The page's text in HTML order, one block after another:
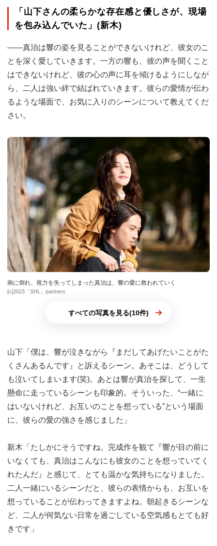
「山下さんの柔らかな存在感と優しさが、現場
を包み込んでいた」(新木)
――真治は響の姿を見ることができないけれど、彼女のこ
とを深く愛していきます。一方の響も、彼の声を聞くこと
はできないけれど、彼の心の声に耳を傾けるようにしなが
ら、二人は強い絆で結ばれていきます。彼らの愛情が伝わ
るような場面で、お気に入りのシーンについて教えてくだ
さい。
病に倒れ、視力を失ってしまった真治は、響の愛に救われていく
[c]2023「SHL」partners
すべての写真を見る(10件)
山下「僕は、響が泣きながら『まだしてあげたいことがた
くさんあるんです』と訴えるシーン。あそこは、どうして
も泣いてしまいます(笑)。あとは響が真治を探して、一生
懸命に走っているシーンも印象的。そういった、“一緒に
はいないけれど、お互いのことを想っている”という場面
に、彼らの愛の強さを感じました」
新木「たしかにそうですね。完成作を観て『響が目の前に
いなくても、真治はこんなにも彼女のことを想っていてく
れたんだ』と感じて、とても温かな気持ちになりました。
二人一緒にいるシーンだと、彼らの表情からも、お互いを
想っていることが伝わってきますよね。朝起きるシーンな
ど、二人が何気ない日常を過ごしている空気感もとても好
きです」